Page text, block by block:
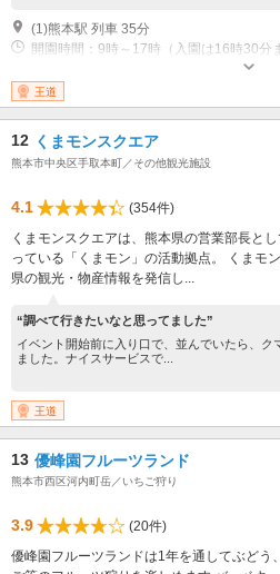
(1)熊本駅 列車 35分
開園時間：9時～17時（入園は16時30
をご確認ください。 休園日：月曜日（
園）、12月30日～1月1日
王道
12 くまモンスクエア
熊本市中央区手取本町／その他観光施設
4.1
(354件)
くまモンスクエアは、熊本県の営業部長と
っている「くまモン」の活動拠点。 くまモ
県の観光・物産情報を発信し...
“調べて行きたいなと思ってました”
イベント開始前に入り口で、並んでいたら、
ました。ナイスサービスで...
王道
13 優峰園フルーツランド
熊本市西区河内町岳／いちご狩り
3.9
(20件)
優峰園フルーツランドは1年を通してぶどう